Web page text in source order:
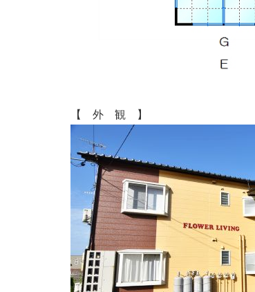
【 外 観 】